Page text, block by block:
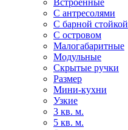
Встроенные
С антресолями
С барной стойкой
С островом
Малогабаритные
Модульные
Скрытые ручки
Размер
Мини-кухни
Узкие
3 кв. м.
5 кв. м.